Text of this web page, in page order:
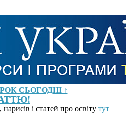
СЬОГОДНІ ↑
і статей про освіту тут